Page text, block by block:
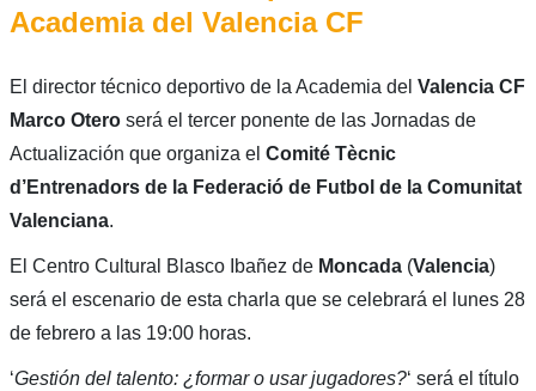
Academia del Valencia CF
El director técnico deportivo de la Academia del Valencia CF
Marco Otero será el tercer ponente de las Jornadas de
Actualización que organiza el Comité Tècnic
d’Entrenadors de la Federació de Futbol de la Comunitat
Valenciana.
El Centro Cultural Blasco Ibañez de Moncada(Valencia)
será el escenario de esta charla que se celebrará el lunes 28
de febrero a las 19:00 horas.
‘Gestión del talento: ¿formar o usar jugadores?‘ será el título